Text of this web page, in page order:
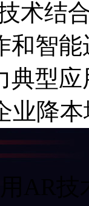
术结
和智
应用
业降
使用